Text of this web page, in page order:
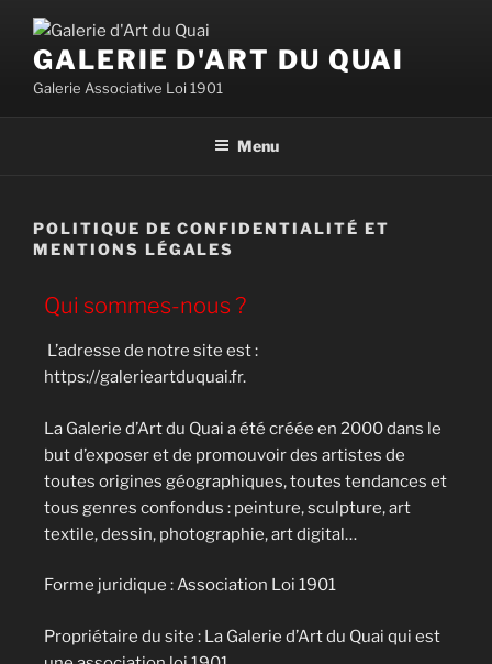
GALERIE D'ART DU QUAI
Galerie Associative Loi 1901
Menu
POLITIQUE DE CONFIDENTIALITÉ ET
MENTIONS LÉGALES
Qui sommes-nous ?
L’adresse de notre site est :
https://galerieartduquai.fr.
La Galerie d’Art du Quai a été créée en 2000 dans le
but d’exposer et de promouvoir des artistes de
toutes origines géographiques, toutes tendances et
tous genres confondus : peinture, sculpture, art
textile, dessin, photographie, art digital…
Forme juridique : Association Loi 1901
Propriétaire du site : La Galerie d’Art du Quai qui est